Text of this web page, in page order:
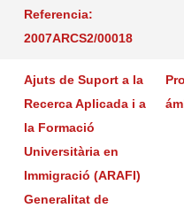
Referencia:
2007ARCS2/00018
Ajuts de Suport a la
Recerca Aplicada i a
la Formació
Universitària en
Immigració (ARAFI)
Generalitat de